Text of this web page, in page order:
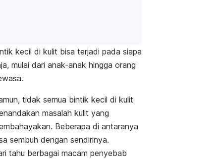
kecil di kulit bisa terjadi pada siapa
mulai dari anak-anak hingga orang
tidak semua bintik kecil di kulit
masalah kulit yang
Beberapa di antaranya
sembuh dengan sendirinya.
tahu berbagai macam penyebab